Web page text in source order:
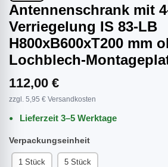
Antennenschrank mit
Verriegelung IS 83-LB
H800xB600xT200 mm
Lochblech-
112,00 €
zzgl. 5,95 € Versandkosten
Lieferzeit 3–5 Werktage
Verpackungseinheit
1 Stück 5 Stück